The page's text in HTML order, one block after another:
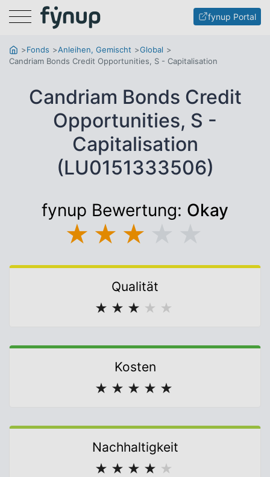
Menu fynup Portal
Fonds Anleihen, Gemischt
Global
Candriam Bonds Credit Opportunities, S - Capitalisation
Candriam Bonds Credit
Opportunities, S -
Capitalisation
(LU0151333506)
fynup Bewertung: Okay
★ ★ ★
Qualität
★ ★ ★ ★ ★
Kosten
★ ★ ★ ★ ★
Nachhaltigkeit
★ ★ ★ ★ ★